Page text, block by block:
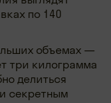
по 140
объемах —
три килограмма
делиться
секретным